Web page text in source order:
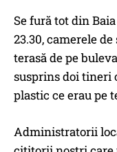
Se fură tot din
23.30, camerele
terasă de pe
susprins doi tineri
plastic ce erau pe
Administratorii